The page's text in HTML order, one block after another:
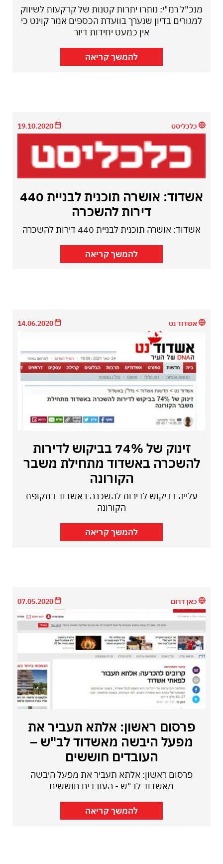
מנכ"ל רמ"י: נותרו יתרות קטנות של קרקעות לשיווק
למגורים בדיון שנערך בוועדת הכספים אמר קוינט כי
אין כמעט יחידות דיור
להמשך קריאה
כלכליסט
אשדוד: אושרה תוכנית לבניית 440
דירות להשכרה
אשדוד: אושרה תוכנית לבניית 440 דירות להשכרה
להמשך קריאה
אשדוד נט
זינוק של 74% בביקוש לדירות
להשכרה באשדוד מתחילת משבר
הקורונה
עלייה בביקוש לדירות להשכרה באשדוד בתקופת
הקורונה
להמשך קריאה
כאן דרום
פרסום ראשון: אלתא תעביר את
מפעל היבשה מאשדוד לב"ש –
העובדים חוששים
פרסום ראשון: אלתא תעביר את מפעל היבשה
מאשדוד לב"ש - העובדים חוששים
להמשך קריאה